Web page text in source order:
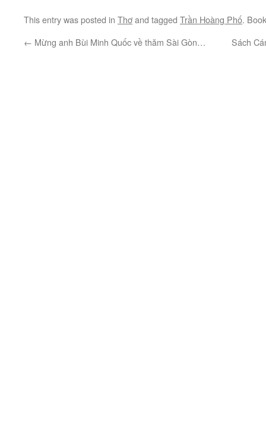
This entry was posted in Thơand tagged Trần Hoàng Phố.
← Mừng anh Bùi Minh Quốc về thăm Sài Gòn… Sách